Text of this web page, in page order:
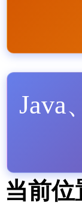
Java
当前位